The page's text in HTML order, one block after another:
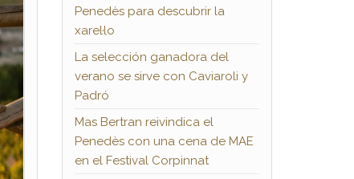
Penedès para descubrir la
xarel·lo
La selección ganadora del
verano se sirve con Caviaroli y
Padró
Mas Bertran reivindica el
Penedès con una cena de MAE
en el Festival Corpinnat